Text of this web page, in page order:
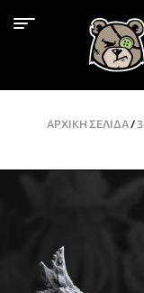
ΑΡΧΙΚΉ ΣΕΛΊΔΑ/